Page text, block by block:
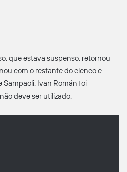
que estava suspenso, retornou
com o restante do elenco e
Sampaoli. Ivan Román foi
deve ser utilizado.